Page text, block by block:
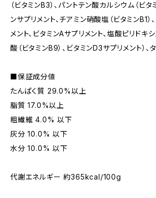
（ビタミンB3）、パントテン酸カルシウム（ビタ
ンサプリメント、チアミン硝酸塩（ビタミンB1）
メント、ビタミンAサプリメント、塩酸ピリドキシ
酸（ビタミンB9）、ビタミンD3サプリメント）、
■保証成分値
たんぱく質 29.0%以上
脂質 17.0%以上
粗繊維 4.0% 以下
灰分 10.0% 以下
水分 10.0% 以下
代謝エネルギー 約365kcal/100g